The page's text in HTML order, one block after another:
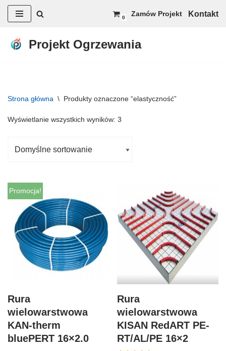
do
0 Zamów Projekt Kontakt
Projekt Ogrzewania
Strona główna \ Produkty oznaczone “elastyczność”
Wyświetlanie wszystkich wyników: 3
Promocja!
Rura
wielowarstwowa
KAN-therm
bluePERT 16×2.0
Rura
wielowarstwowa
KISAN RedART PE-
RT/AL/PE 16×2